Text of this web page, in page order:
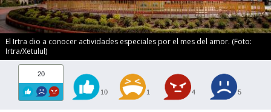
El Irtra dio a conocer actividades especiales por el mes del amor. (Foto:
Irtra/Xetulul)
20
10 1 4 5